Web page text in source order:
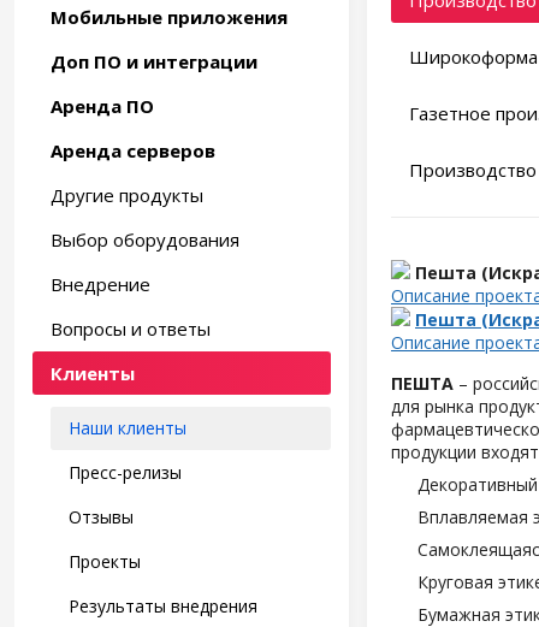
Мобильные приложения
Доп ПО и интеграции
Аренда ПО
Аренда серверов
Другие продукты
Выбор оборудования
Внедрение
Вопросы и ответы
Клиенты
Наши клиенты
Пресс-релизы
Отзывы
Проекты
Результаты внедрения
Газетное
Производство
Пешта
Описание
Пешта
Описание
ПЕШТА –
для рынка
продукции
Вплавляемая
Круговая
Бумажная